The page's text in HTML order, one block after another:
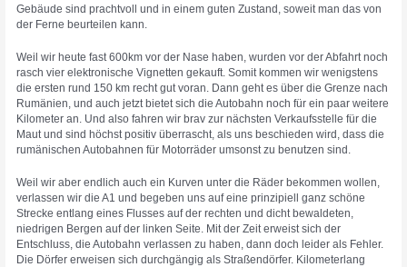
Gebäude sind prachtvoll und in einem guten Zustand, soweit man das von
der Ferne beurteilen kann.
Weil wir heute fast 600km vor der Nase haben, wurden vor der Abfahrt noch
rasch vier elektronische Vignetten gekauft. Somit kommen wir wenigstens
die ersten rund 150 km recht gut voran. Dann geht es über die Grenze nach
Rumänien, und auch jetzt bietet sich die Autobahn noch für ein paar weitere
Kilometer an. Und also fahren wir brav zur nächsten Verkaufsstelle für die
Maut und sind höchst positiv überrascht, als uns beschieden wird, dass die
rumänischen Autobahnen für Motorräder umsonst zu benutzen sind.
Weil wir aber endlich auch ein Kurven unter die Räder bekommen wollen,
verlassen wir die A1 und begeben uns auf eine prinzipiell ganz schöne
Strecke entlang eines Flusses auf der rechten und dicht bewaldeten,
niedrigen Bergen auf der linken Seite. Mit der Zeit erweist sich der
Entschluss, die Autobahn verlassen zu haben, dann doch leider als Fehler.
Die Dörfer erweisen sich durchgängig als Straßendörfer. Kilometerlang